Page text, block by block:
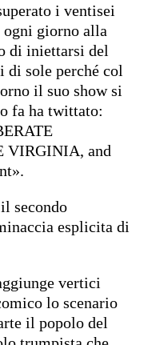
i ventisei
giorno alla
di iniettarsi del
di sole perché col
il suo show si
fa ha twittato:
VIRGINIA, and
secondo
esplicita di
vertici
lo scenario
il popolo del